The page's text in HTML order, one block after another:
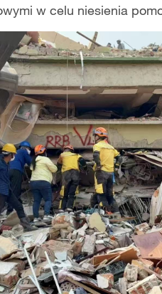
w celu niesienia